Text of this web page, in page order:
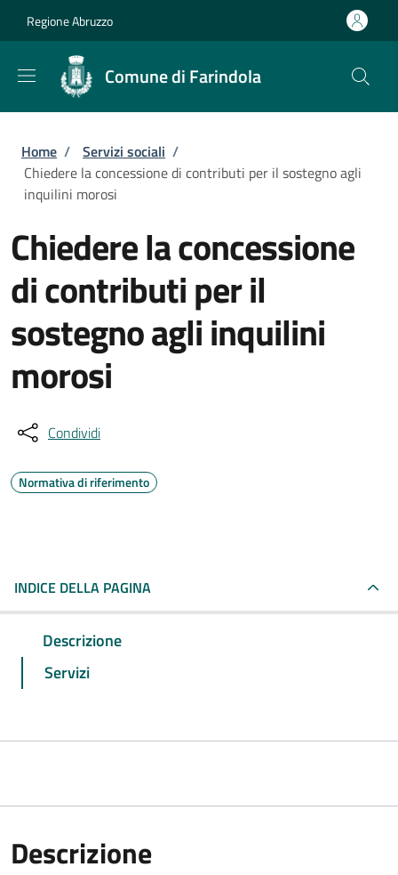
Regione Abruzzo
Comune di Farindola
Briciole di pane
Home / Servizi sociali /
Chiedere la concessione di contributi per il sostegno agli
inquilini morosi
Chiedere la concessione
di contributi per il
sostegno agli inquilini
morosi
Condividi
Normativa di riferimento
INDICE DELLA PAGINA
Descrizione
Servizi
Descrizione